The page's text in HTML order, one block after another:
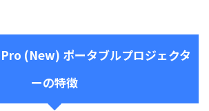
(New) ポータブルプロジェクタ
ーの特徴